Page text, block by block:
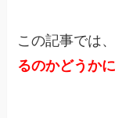
この記事では
るのかどうか